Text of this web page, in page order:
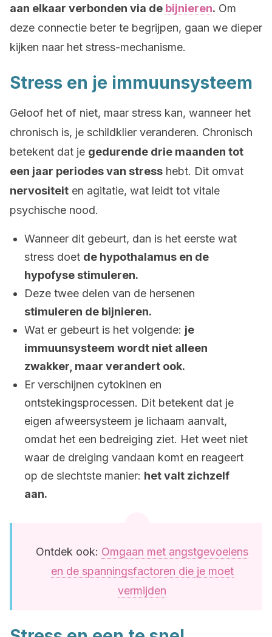
aan elkaar verbonden via de bijnieren. Om
deze connectie beter te begrijpen, gaan we dieper
kijken naar het stress-mechanisme.
Stress en je immuunsysteem
Geloof het of niet, maar stress kan, wanneer het
chronisch is, je schildklier veranderen. Chronisch
betekent dat je gedurende drie maanden tot
een jaar periodes van stress hebt. Dit omvat
nervositeit en agitatie, wat leidt tot vitale
psychische nood.
Wanneer dit gebeurt, dan is het eerste wat
stress doet de hypothalamus en de
hypofyse stimuleren.
Deze twee delen van de hersenen
stimuleren de bijnieren.
Wat er gebeurt is het volgende: je
immuunsysteem wordt niet alleen
zwakker, maar verandert ook.
Er verschijnen cytokinen en
ontstekingsprocessen. Dit betekent dat je
eigen afweersysteem je lichaam aanvalt,
omdat het een bedreiging ziet. Het weet niet
waar de dreiging vandaan komt en reageert
op de slechtste manier: het valt zichzelf
aan.
Ontdek ook: Omgaan met angstgevoelens
en de spanningsfactoren die je moet
vermijden